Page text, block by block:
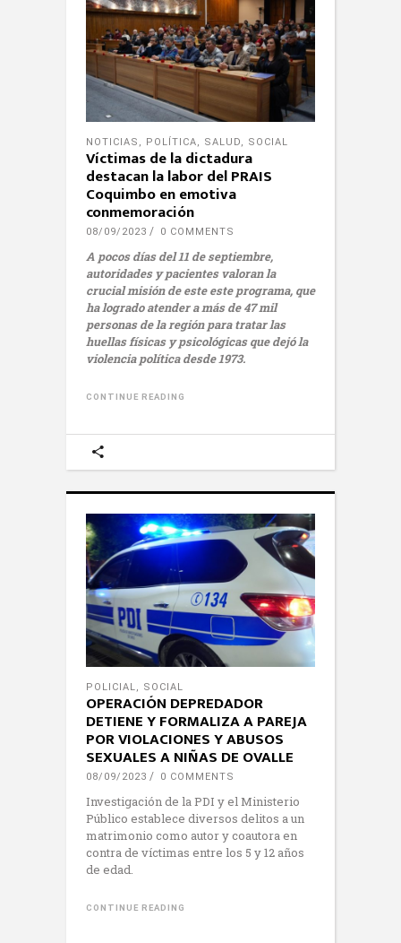
NOTICIAS , POLÍTICA, SALUD, SOCIAL
Víctimas de la dictadura
destacan la labor del PRAIS
Coquimbo en emotiva
conmemoración
08/09/2023 0 COMMENTS
A pocos días del 11 de septiembre,
autoridades y pacientes valoran la
crucial misión de este este programa, que
ha logrado atender a más de 47 mil
personas de la región para tratar las
huellas físicas y psicológicas que dejó la
violencia política desde 1973.
CONTINUE READING
POLICIAL, SOCIAL
OPERACIÓN DEPREDADOR
DETIENE Y FORMALIZA A PAREJA
POR VIOLACIONES Y ABUSOS
SEXUALES A NIÑAS DE OVALLE
08/09/2023 0 COMMENTS
Investigación de la PDI y el Ministerio
Público establece diversos delitos a un
matrimonio como autor y coautora en
contra de víctimas entre los 5 y 12 años
de edad.
CONTINUE READING